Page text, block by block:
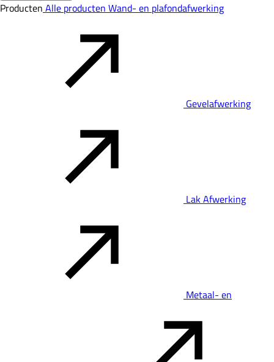
Producten Alle producten Wand- en plafondafwerking
Gevelafwerking
Lak Afwerking
Metaal- en